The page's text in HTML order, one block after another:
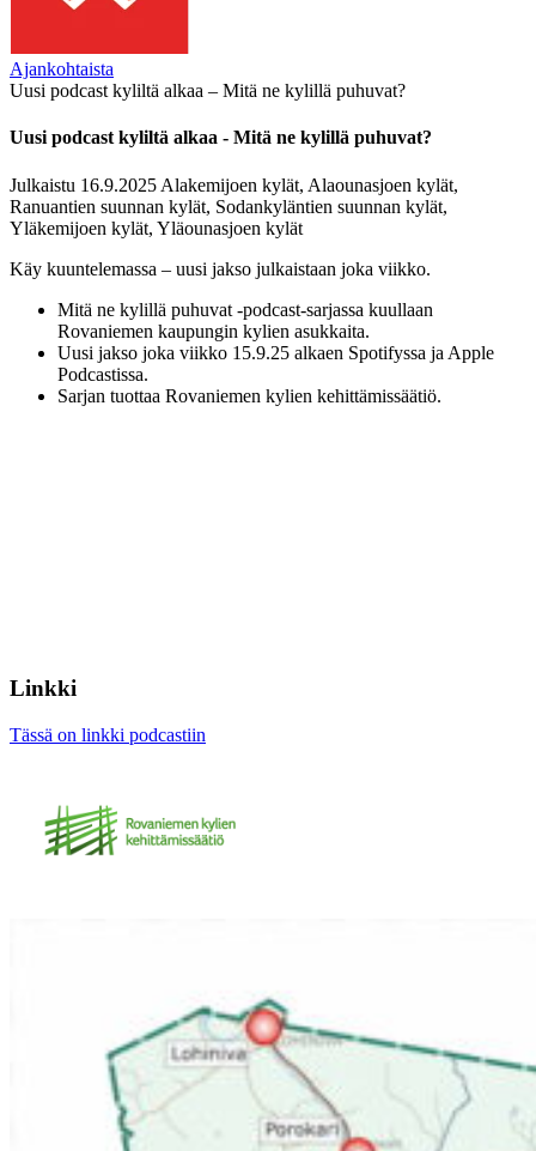
Ajankohtaista
Uusi podcast kyliltä alkaa – Mitä ne kylillä puhuvat?
Uusi podcast kyliltä alkaa - Mitä ne kylillä puhuvat?
Julkaistu 16.9.2025 Alakemijoen kylät, Alaounasjoen kylät,
Ranuantien suunnan kylät, Sodankyläntien suunnan kylät,
Yläkemijoen kylät, Yläounasjoen kylät
Käy kuuntelemassa – uusi jakso julkaistaan joka viikko.
Mitä ne kylillä puhuvat -podcast-sarjassa kuullaan
Rovaniemen kaupungin kylien asukkaita.
Uusi jakso joka viikko 15.9.25 alkaen Spotifyssa ja Apple
Podcastissa.
Sarjan tuottaa Rovaniemen kylien kehittämissäätiö.
Linkki
Tässä on linkki podcastiin